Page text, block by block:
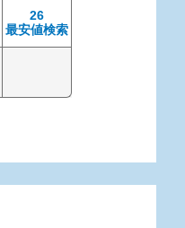
26
最安値検索